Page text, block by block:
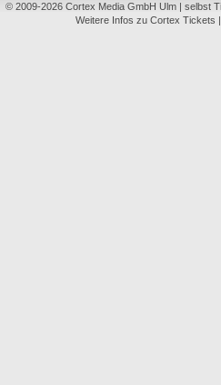
© 2009-2026 Cortex Media GmbH Ulm | selbst
Weitere Infos zu Cortex Tickets